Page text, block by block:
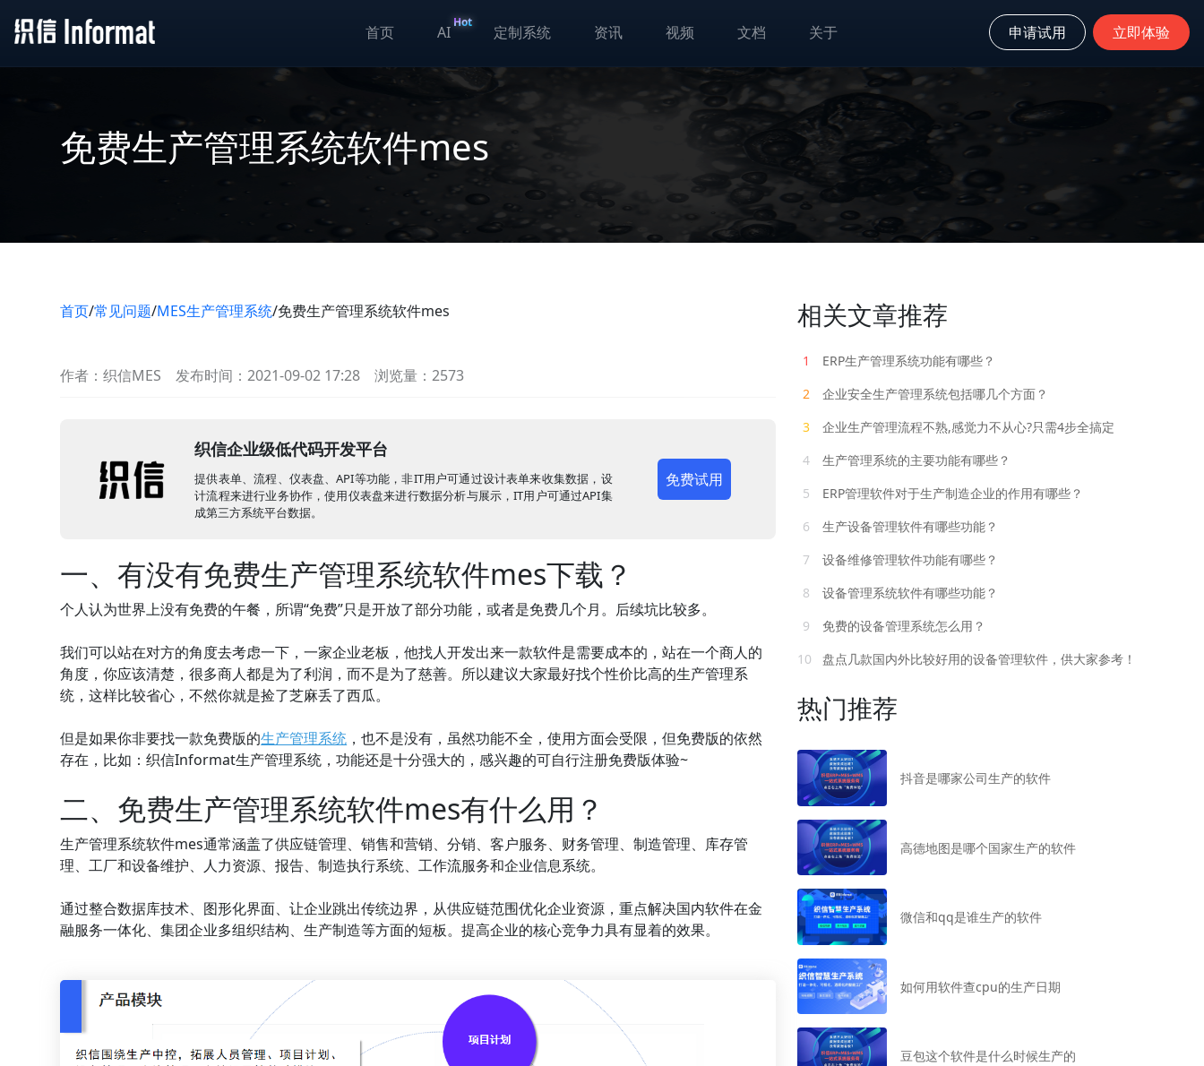
首页 AI
Hot
定制系统 资讯 视频 文档 关于 申请试用 立即体验
免费生产管理系统软件mes
首页/常见问题/MES生产管理系统/免费生产管理系统软件mes
作者：织信MES 发布时间：2021-09-02 17:28 浏览量：2573
织信企业级低代码开发平台
提供表单、流程、仪表盘、API等功能，非IT用户可通过设计表单来收集数据，设
计流程来进行业务协作，使用仪表盘来进行数据分析与展示，IT用户可通过API集
成第三方系统平台数据。
免费试用
一、有没有免费生产管理系统软件mes下载？
个人认为世界上没有免费的午餐，所谓“免费”只是开放了部分功能，或者是免费几个月。后续坑比较多。
我们可以站在对方的角度去考虑一下，一家企业老板，他找人开发出来一款软件是需要成本的，站在一个商人的
角度，你应该清楚，很多商人都是为了利润，而不是为了慈善。所以建议大家最好找个性价比高的生产管理系
统，这样比较省心，不然你就是捡了芝麻丢了西瓜。
但是如果你非要找一款免费版的生产管理系统 ，也不是没有，虽然功能不全，使用方面会受限，但免费版的依然
存在，比如：织信Informat生产管理系统，功能还是十分强大的，感兴趣的可自行注册免费版体验~
二、免费生产管理系统软件mes有什么用？
生产管理系统软件mes通常涵盖了供应链管理、销售和营销、分销、客户服务、财务管理、制造管理、库存管
理、工厂和设备维护、人力资源、报告、制造执行系统、工作流服务和企业信息系统。
通过整合数据库技术、图形化界面、让企业跳出传统边界，从供应链范围优化企业资源，重点解决国内软件在金
融服务一体化、集团企业多组织结构、生产制造等方面的短板。提高企业的核心竞争力具有显着的效果。
相关文章推荐
1
ERP生产管理系统功能有哪些？
2
企业安全生产管理系统包括哪几个方面？
3
企业生产管理流程不熟,感觉力不从心?只需4步全搞定
4
生产管理系统的主要功能有哪些？
5
ERP管理软件对于生产制造企业的作用有哪些？
6
生产设备管理软件有哪些功能？
7
设备维修管理软件功能有哪些？
8
设备管理系统软件有哪些功能？
9
免费的设备管理系统怎么用？
10
盘点几款国内外比较好用的设备管理软件，供大家参考！
热门推荐
抖音是哪家公司生产的软件
高德地图是哪个国家生产的软件
微信和qq是谁生产的软件
如何用软件查cpu的生产日期
豆包这个软件是什么时候生产的